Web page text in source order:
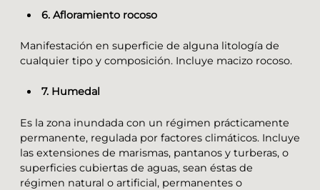
6. Afloramiento rocoso
Manifestación en superficie de alguna litología de
cualquier tipo y composición. Incluye macizo rocoso.
7. Humedal
Es la zona inundada con un régimen prácticamente
permanente, regulada por factores climáticos. Incluye
las extensiones de marismas, pantanos y turberas, o
superficies cubiertas de aguas, sean éstas de
régimen natural o artificial, permanentes o